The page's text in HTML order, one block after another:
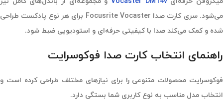
می‌شود. سری کارت صدا Focusrite Vocaster برای هر نوع پادکست طراحی
شده و کمک می‌کند صدا با کیفیتی حرفه‌ای و استودیویی ضبط شود.
راهنمای انتخاب کارت صدا فوکوسرایت
فوکوسرایت محصولات متنوعی را برای نیازهای مختلف طراحی کرده است و
انتخاب مدل مناسب به نوع کاربری شما بستگی دارد.